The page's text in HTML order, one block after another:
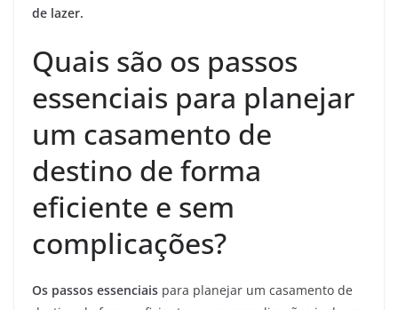
de lazer.
Quais são os passos
essenciais para planejar
um casamento de
destino de forma
eficiente e sem
complicações?
Os passos essenciais para planejar um casamento de